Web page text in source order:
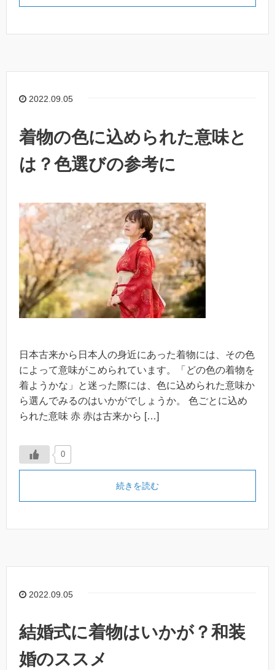
2022.09.05
着物の色に込められた意味と
は？色選びの参考に
日本古来から日本人の身近にあった着物には、その色
によって意味がこめられています。「どの色の着物を
着ようかな」と迷った際には、色に込められた意味か
ら選んでみるのはいかがでしょうか。 色ごとに込め
られた意味 赤 赤は古来から […]
0
続きを読む
2022.09.05
結婚式に着物はいかが？和装
婚のススメ